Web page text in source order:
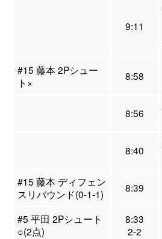
9:11
#15 藤本 2Pシュー
ト×
8:58
8:56
8:40
#15 藤本 ディフェン
スリバウンド(0-1-1)
8:39
#5 平田 2Pシュート
○(2点)
8:33
2-2